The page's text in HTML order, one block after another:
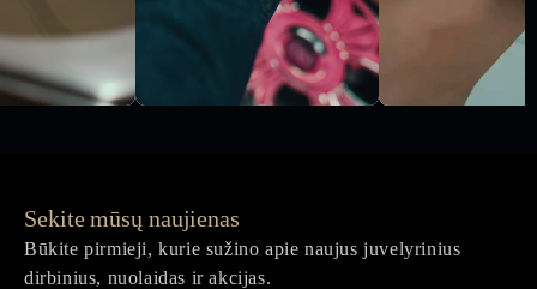
Sekite mūsų naujienas
Būkite pirmieji, kurie sužino apie naujus juvelyrinius
dirbinius, nuolaidas ir akcijas.